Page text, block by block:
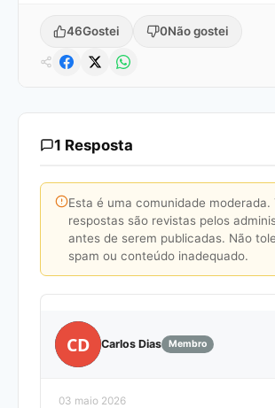
46Gostei 0Não gostei
1 Resposta
Esta é uma comunidade moderada.
respostas são revistas pelos
antes de serem publicadas. Não
spam ou conteúdo inadequado.
CD Carlos Dias Membro
03 maio 2026